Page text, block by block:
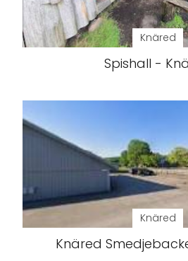
Knäred
Spishall -
Knäred
Knäred